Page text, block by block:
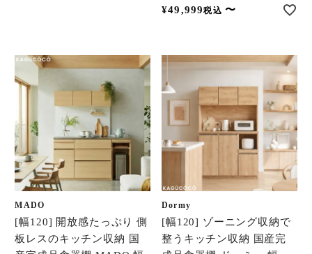
¥49,999税込 〜
MADO
[幅120] 開放感たっぷり 側
板レスのキッチン収納 国
Dormy
[幅120] ゾーニング収納で
整うキッチン収納 国産完